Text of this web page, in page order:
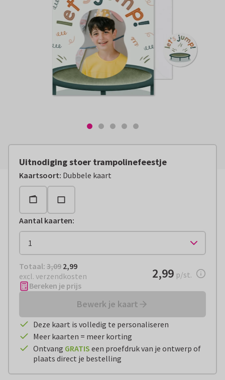
Uitnodiging stoer trampolinefeestje
Kaartsoort: Dubbele kaart
Aantal kaarten:
Totaal: € 2,99
Totaal: 3,09 2,99
excl. verzendkosten
€ 2,99per stuk
2,99 p/st.
Bereken je prijs
Bewerk je kaart
Deze kaart is volledig te personaliseren
Meer kaarten = meer korting
Ontvang GRATIS een proefdruk van je ontwerp of
plaats direct je bestelling